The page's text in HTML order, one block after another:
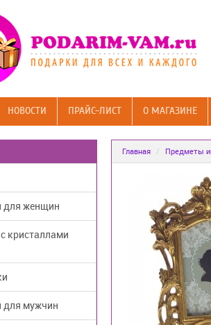
НОВОСТИ ПРАЙС-ЛИСТ О МАГАЗИНЕ
для женщин
кристаллами
для мужчин
Главная Предметы